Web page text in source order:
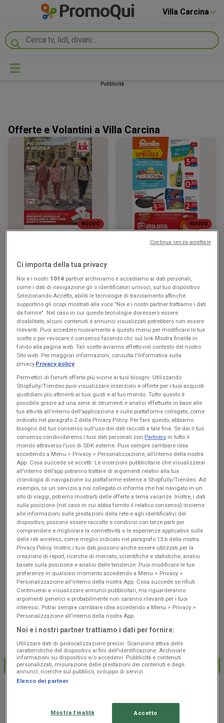
Villa Carcina
Pubblicità
Offerte e Volantini a Villa Carcina
NUOVO
Più divertimento a scuola
NUOVO
Famila Superstore
Villa Carcina
NUOVO
Famila Market
Buon Ferragosto
Scade il 19/08 Villa Carcina
Max Supermercati
Buon Ferragosto
Scade il 19/08 Villa Carcina
Coop
Risparmio
Coop
Convenienza
CARICA ALTRE OFFERTE
Ci importa della tua privacy
Noi e i nostri 1014 partner archiviamo e accediamo ai dati personali,
come i dati di navigazione gli o identificatori univoci, sul tuo dispositivo.
Selezionando Accetto, abiliti le tecnologie di tracciamento affinché
supportino gli scopi mostrati alla voce "Noi e i nostri partner trattiamo i dati
da fornire". Nel caso in cui queste tecnologie dovessero essere
disabilitate, alcuni contenuti e annunci visualizzati potrebbero non essere
rilevanti. Puoi accedere nuovamente a questo menu per modificare le tue
scelte o per revocare il consenso facendo clic sul link Mostra finalità in
fondo alla pagina web. Tali scelte avranno effetto nel contesto del nostro
Sito web. Per maggiori informazioni, consulta l'Informativa sulla
privacy.Privacy policy
Permettici di fornirti offerte più vicine ai tuoi bisogni: Utilizzando
Shopfully/Tiendeo puoi visualizzare inserzioni e offerte per i tuoi acquisti
quotidiani più attinenti ai tuoi gusti e al tuo mondo. Tutto questo è
possibile grazie ad una serie di strumenti e analisi effettuate in base alle
tue attività all'interno dell'applicazione e sulle piattaforme collegate, come
indicato nel paragrafo 2 della Privacy Policy. Per fare questo, abbiamo
bisogno del tuo consenso sull'uso dei dati raccolti a tale fine. Se dai il tuo
consenso condivideremo i tuoi dati personali con Partners in tutto il
mondo attraverso l’uso di SDK esterne. Puoi sempre cambiare idea
accedendo a Menu > Privacy > Personalizzazione, all’interno della nostra
App. Cosa succede se accetti: Le inserzioni pubblicitarie che visualizzerai
all'interno dell’app potranno trattare di argomenti relativi alla tua
cronologia di navigazione su piattaforme esterne a Shopfully/Tiendeo. Ad
esempio, se un servizio a noi collegato ci informa che hai navigato in un
sito di viaggi, potremo mostrarti delle offerte a tema vacanze. Inoltre, i dati
sulla posizione (nel caso in cui abbia fornito il relativo consenso) insieme
alle informazioni sulle prestazioni della rete e agli identificativi del
dispositivo, possono essere raccolte e condivisi con terze parti per
comprendere e migliorare la connettività e le esperienze applicative sulle
delle reti wireless, come meglio indicato nel paragrafo 13.b della nostra
Privacy Policy. Inoltre, i tuoi dati possono anche essere utilizzati per la
creazione di report, ricerche di mercato, scientifiche e statistiche, analisi
basate sulla posizione e analisi delle tendenze. Puoi modificare le tue
preferenze in qualsiasi momento accedendo a Menu > Privacy >
Personalizzazione all'interno della nostra App. Cosa succede se rifiuti:
Continuerai a visualizzare annunci pubblicitari, ma riguarderanno
argomenti generici e probabilmente non saranno rilevanti per i tuoi
interessi. Potrai sempre cambiare idea accedendo a Menu > Privacy >
Personalizzazione all'interno della nostra App.
Noi e i nostri partner trattiamo i dati per fornire:
Utilizzare dati di geolocalizzazione precisi. Scansione attiva delle
caratteristiche del dispositivo ai fini dell’identificazione. Archiviare
informazioni su dispositivo e/o accedervi. Pubblicità e contenuti
personalizzati, misurazione delle prestazioni dei contenuti e degli
annunci, ricerche sul pubblico, sviluppo di servizi.
Elenco dei partner
Mostra finalità Accetto
Continua senza accettare